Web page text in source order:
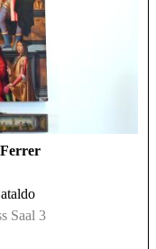
Saal 3